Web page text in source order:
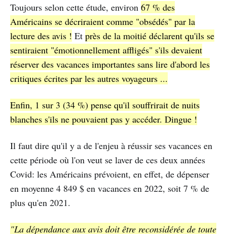
Toujours selon cette étude, environ 67 % des
Américains se décriraient comme "obsédés" par la
lecture des avis ! Et près de la moitié déclarent qu'ils se
sentiraient "émotionnellement affligés" s'ils devaient
réserver des vacances importantes sans lire d'abord les
critiques écrites par les autres voyageurs ...
Enfin, 1 sur 3 (34 %) pense qu'il souffrirait de nuits
blanches s'ils ne pouvaient pas y accéder. Dingue !
Il faut dire qu'il y a de l'enjeu à réussir ses vacances en
cette période où l'on veut se laver de ces deux années
Covid: les Américains prévoient, en effet, de dépenser
en moyenne 4 849 $ en vacances en 2022, soit 7 % de
plus qu'en 2021.
"La dépendance aux avis doit être reconsidérée de toute